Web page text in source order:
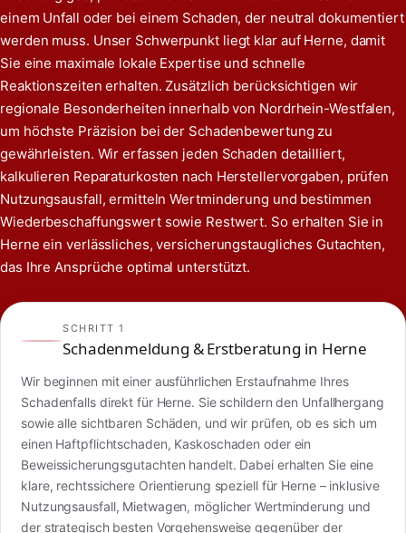
einem Unfall oder bei einem Schaden, der neutral dokumentiert
werden muss. Unser Schwerpunkt liegt klar auf Herne, damit
Sie eine maximale lokale Expertise und schnelle
Reaktionszeiten erhalten. Zusätzlich berücksichtigen wir
regionale Besonderheiten innerhalb von Nordrhein-Westfalen,
um höchste Präzision bei der Schadenbewertung zu
gewährleisten. Wir erfassen jeden Schaden detailliert,
kalkulieren Reparaturkosten nach Herstellervorgaben, prüfen
Nutzungsausfall, ermitteln Wertminderung und bestimmen
Wiederbeschaffungswert sowie Restwert. So erhalten Sie in
Herne ein verlässliches, versicherungstaugliches Gutachten,
das Ihre Ansprüche optimal unterstützt.
SCHRITT 1
Schadenmeldung & Erstberatung in Herne
Wir beginnen mit einer ausführlichen Erstaufnahme Ihres
Schadenfalls direkt für Herne. Sie schildern den Unfallhergang
sowie alle sichtbaren Schäden, und wir prüfen, ob es sich um
einen Haftpflichtschaden, Kaskoschaden oder ein
Beweissicherungsgutachten handelt. Dabei erhalten Sie eine
klare, rechtssichere Orientierung speziell für Herne – inklusive
Nutzungsausfall, Mietwagen, möglicher Wertminderung und
der strategisch besten Vorgehensweise gegenüber der